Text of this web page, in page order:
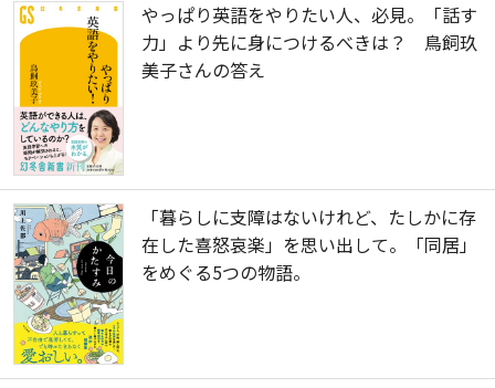
やっぱり英語をやりたい人、必見。「話す
力」より先に身につけるべきは？ 鳥飼玖
美子さんの答え
「暮らしに支障はないけれど、たしかに存
在した喜怒哀楽」を思い出して。「同居」
をめぐる5つの物語。